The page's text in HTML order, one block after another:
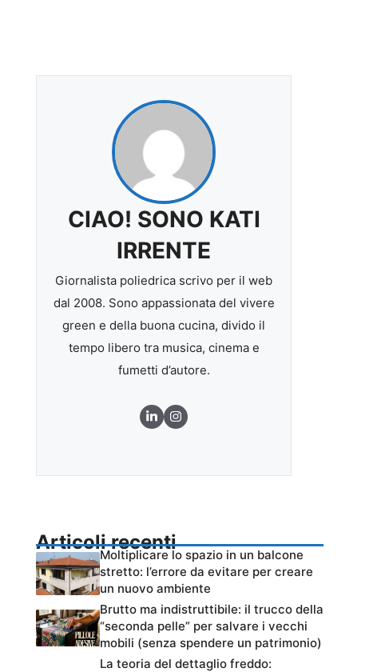
CIAO! SONO KATI
IRRENTE
Giornalista poliedrica scrivo per il web
dal 2008. Sono appassionata del vivere
green e della buona cucina, divido il
tempo libero tra musica, cinema e
fumetti d’autore.
Articoli recenti
Moltiplicare lo spazio in un balcone
stretto: l’errore da evitare per creare
un nuovo ambiente
Brutto ma indistruttibile: il trucco della
“seconda pelle” per salvare i vecchi
mobili (senza spendere un patrimonio)
La teoria del dettaglio freddo: